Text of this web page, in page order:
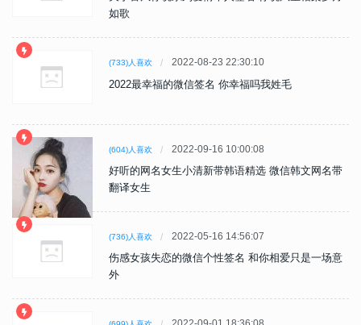
如歌
(733)人喜欢 2022-08-23 22:30:10
2022最幸福的微信签名 你幸福吗我姓毛
(604)人喜欢 2022-09-16 10:00:08
好听的网名女生小清新带韩语精选 微信韩文网名带
翻译女生
(736)人喜欢 2022-05-16 14:56:07
伤感女孩失恋的微信个性签名 和你相爱只是一场意
外